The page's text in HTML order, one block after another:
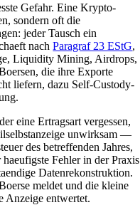
Gefahr. Eine Krypto-
sondern oft die
jeder Tausch ein
nachParagraf 23 EStG,
Liquidity Mining, Airdrops,
die ihre Exporte
liefern, dazu Self-Custody-
eine Ertragsart vergessen,
unwirksam —
des betreffenden Jahres,
Fehler in der Praxis
Datenrekonstruktion.
meldet und die kleine
Anzeige entwertet.